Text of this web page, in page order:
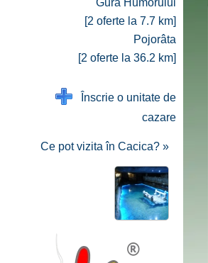
Gura Humorului
[2 oferte la 7.7 km]
Pojorâta
[2 oferte la 36.2 km]
Înscrie o unitate de
cazare
Ce pot vizita în Cacica? »